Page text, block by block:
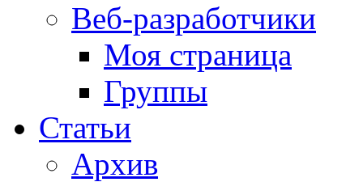
Веб-разработчики
Моя страница
Группы
Статьи
Архив